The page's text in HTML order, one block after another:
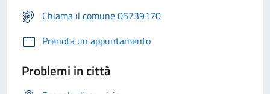
Chiama il comune 05739170
Prenota un appuntamento
Problemi in città